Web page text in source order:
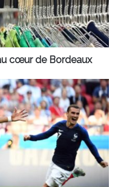
cœur de Bordeaux